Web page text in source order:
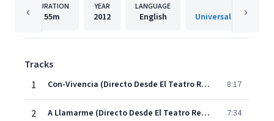
DURATION
55m
YEAR
2012
LANGUAGE
English
Tracks
1
Con-Vivencia (Directo Desde El Teatro Real/2012/Solea Apolá) 8:17
2 A Llamarme (Directo Desde El Teatro Real/2012/Malagueña) 7:34